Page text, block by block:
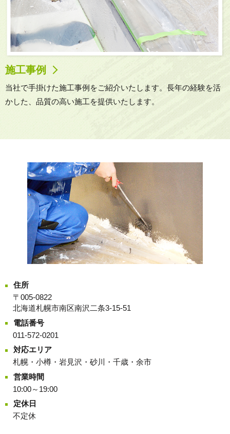
施工事例
当社で手掛けた施工事例をご紹介いたします。長年の経験を活
かした、品質の高い施工を提供いたします。
住所
〒005-0822
北海道札幌市南区南沢二条3-15-51
電話番号
011-572-0201
対応エリア
札幌・小樽・岩見沢・砂川・千歳・余市
営業時間
10:00～19:00
定休日
不定休